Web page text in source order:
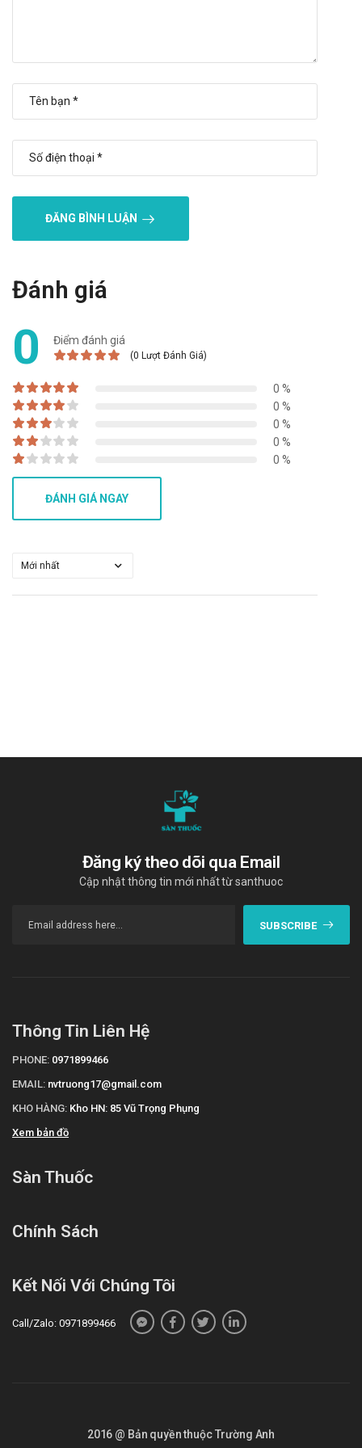
tăng nguy cơ mắc các tác dụng phụ. Vì vậy, bạn cần tham
khảo ý kiến của dược sĩ, bác sĩ khi muốn dùng đồng thời sản
phẩm này với các loại thuốc khác.
Bạn nên dùng liều bị quên ngay lúc nhớ ra. Nếu liều đó gần
dùng thuốc theo đúng thời gian quy định. Không dùng 2
liều cùng lúc.
Xử trí khi quá liều
Chưa ghi nhận tác dụng phụ nào của sản phẩm khi sử dụng
quá liều. Nếu gặp phải các phản ứng quá mẫn, bạn nên tạm
Bảo quản
Quy cách đóng gói
Tuýp 10g.
Nhà sản xuất
Continental Pharm Co., Ltd - Thái Lan.
Sản phẩm tương tự
Kem mỡ bôi trĩ Hemopropin
Mua hàng trực tiếp tại cửa hàng với khách lẻ theo
sáng:10h-11h,
chiều: 14h30-15h30
Mua hàng trên website:https://santhuoc.net
Mua hàng qua số điện thoại
hotline:Call/Zalo: 090.179.6388
để được gặp dược sĩ
Video về Doproct Ointment
ĐĂNG BÌNH LUẬN
Đánh giá
0 Điểm đánh giá
(0 Lượt Đánh Giá)
0 %
0 %
0 %
0 %
0 %
ĐÁNH GIÁ NGAY
Đăng ký theo dõi qua Email
Cập nhật thông tin mới nhất từ santhuoc
SUBSCRIBE
Thông Tin Liên Hệ
PHONE: 0971899466
EMAIL: nvtruong17@gmail.com
KHO HÀNG: Kho HN: 85 Vũ Trọng Phụng
Xem bản đồ
Sàn Thuốc
Chính Sách
Kết Nối Với Chúng Tôi
Call/Zalo: 0971899466
2016 @ Bản quyền thuộc Trường Anh